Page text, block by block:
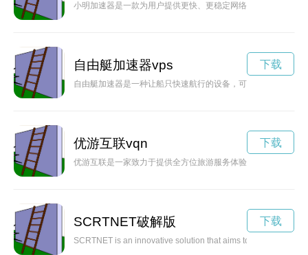
小明加速器是一款为用户提供更快、更稳定网络体验的优秀工
自由艇加速器vps
自由艇加速器是一种让船只快速航行的设备，可以带来刺激的
下载
优游互联vqn
优游互联是一家致力于提供全方位旅游服务体验的公司，为游
下载
SCRTNET破解版
SCRTNET is an innovative solution that aims to enhance
下载